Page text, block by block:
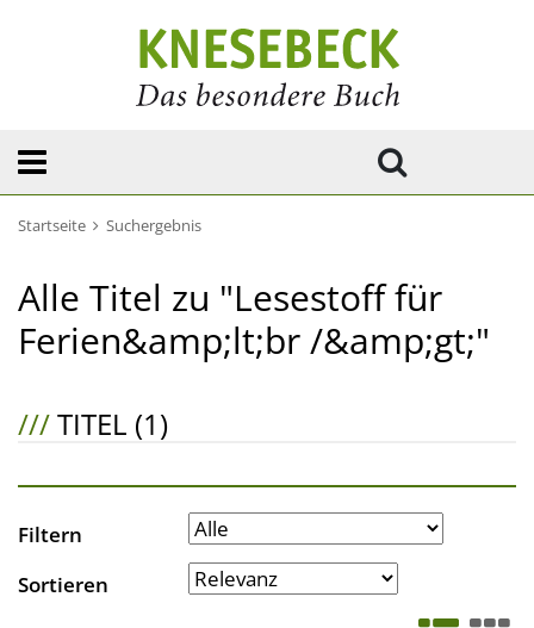
Startseite Suchergebnis
Alle Titel zu "Lesestoff für
Ferien&amp;lt;br /&amp;gt;"
///TITEL (1)
Filtern
Sortieren